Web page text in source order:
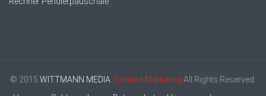
© 2015 WITTMANN MEDIA. Content Marketing All Rights Reserved.